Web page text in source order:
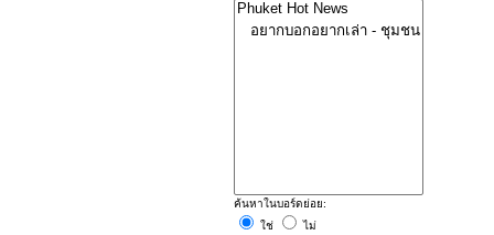
ค้นหาในบอร์ดย่อย:
ใช่
ไม่